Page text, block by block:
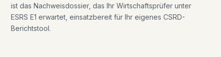
ist das Nachweisdossier, das Ihr Wirtschaftsprüfer unter
ESRS E1 erwartet, einsatzbereit für Ihr eigenes CSRD-
Berichtstool.